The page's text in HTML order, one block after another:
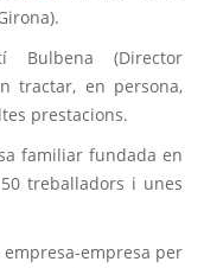
Bulbena (Director
tractar, en persona,
prestacions.
familiar fundada en
treballadors i unes
empresa per